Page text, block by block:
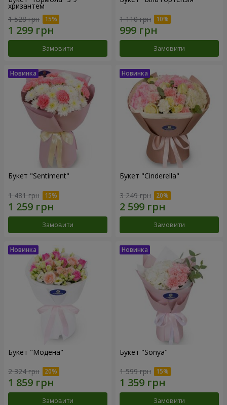
хризантем
1 528 грн
Замовити
1 110 грн
Замовити
Букет "Sentiment"
1 481 грн
Замовити
Букет "Cinderella"
3 249 грн
Замовити
Букет "Модена"
2 324 грн
Замовити
Букет "Sonya"
1 599 грн
Замовити